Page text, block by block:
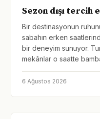
Sezon dışı
Bir destinasyonun
sabahın erken
bir deneyim sunuyor.
mekânlar o saatte
6 Ağustos 2026